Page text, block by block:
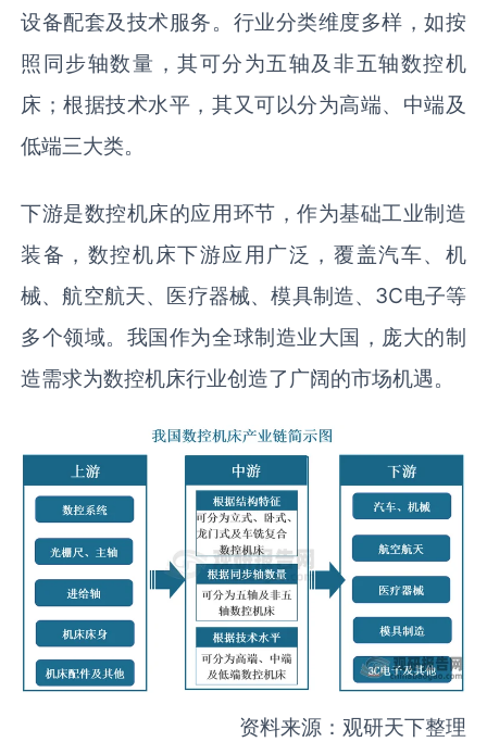
设备配套及技术服务。行业分类维度多样，如按
照同步轴数量，其可分为五轴及非五轴数控机
床；根据技术水平，其又可以分为高端、中端及
低端三大类。
下游是数控机床的应用环节，作为基础工业制造
装备，数控机床下游应用广泛，覆盖汽车、机
械、航空航天、医疗器械、模具制造、3C电子等
多个领域。我国作为全球制造业大国，庞大的制
造需求为数控机床行业创造了广阔的市场机遇。
资料来源：观研天下整理